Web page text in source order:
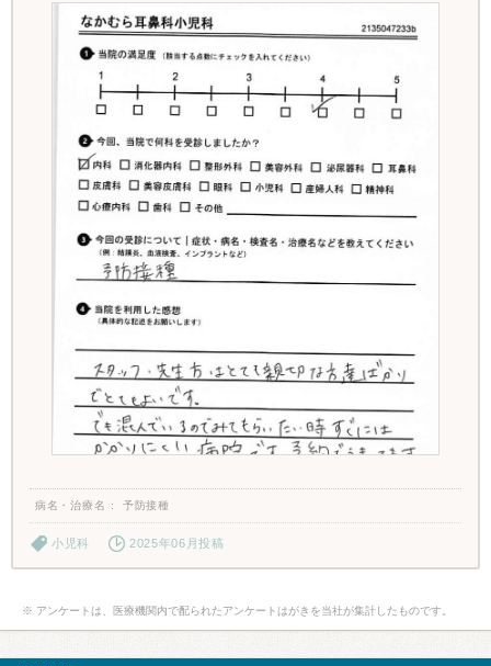
病名・治療名 予防接種
小児科 2025年06月投稿
※ アンケートは、医療機関内で配られたアンケートはがきを当社が集計したものです。